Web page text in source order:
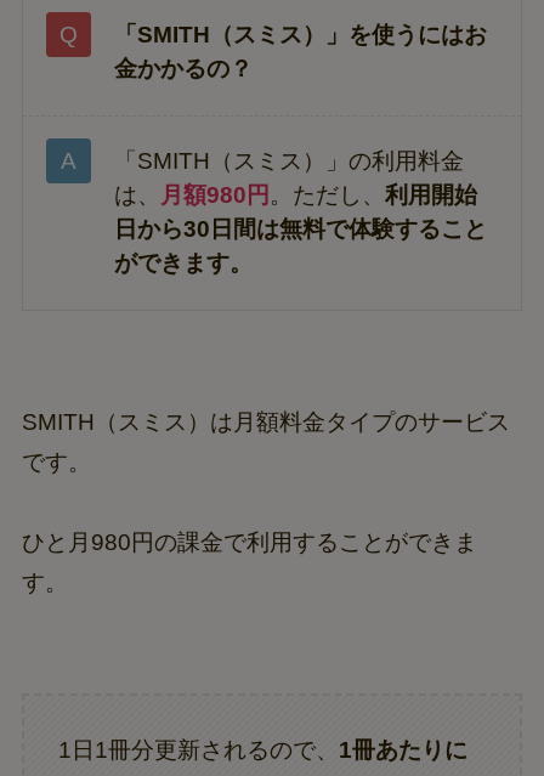
「SMITH（スミス）」を使うにはお
金かかるの？
「SMITH（スミス）」の利用料金
は、
月額980円 。ただし、利用開始
日から30日間は無料で体験すること
ができます。
SMITH（スミス）は月額料金タイプのサービス
です。
ひと月980円の課金で利用することができま
す。
1日1冊分更新されるので、 1冊あたりに